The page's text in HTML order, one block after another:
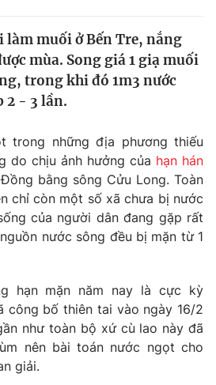
muối ở Bến Tre, nắng
mùa. Song giá 1 giạ muối
trong khi đó 1m3 nước
2 - 3 lần.
trong những địa phương thiếu
do chịu ảnh hưởng của hạn hán
bằng sông Cửu Long. Toàn
chỉ còn một số xã chưa bị nước
của người dân đang gặp rất
nước sông đều bị mặn từ 1
hạn mặn năm nay là cực kỳ
công bố thiên tai vào ngày 16/2
như toàn bộ xứ cù lao này đã
nên bài toán nước ngọt cho
giải.